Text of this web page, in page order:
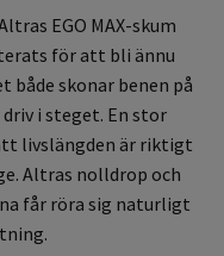
EGO MAX-skum
för att bli ännu
både skonar benen på
i steget. En stor
livslängden är riktigt
Altras nolldrop och
får röra sig naturligt